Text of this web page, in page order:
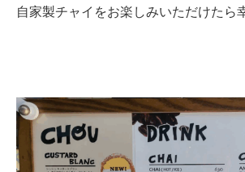
自家製チャイをお楽しみいただけたら